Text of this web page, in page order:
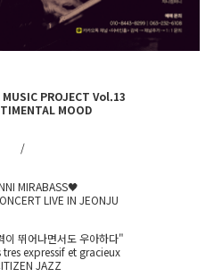
PROJECT Vol.13
MOOD
/
MIRABASS🖤
LIVE IN JEONJU
이 뛰어나면서도 우아하다"
expressif et gracieux
JAZZ